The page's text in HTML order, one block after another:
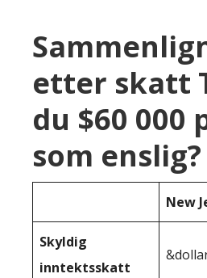
etter skatt
du $60 000
som enslig?
New
Skyldig
inntektsskatt